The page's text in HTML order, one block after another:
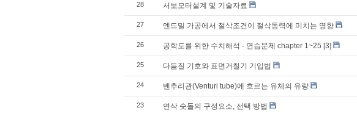
28 서보모터설계 및 기술자료
27 엔드밀 가공에서 절삭조건이 절삭동력에 미치는 영향
26 공학도를 위한 수치해석 - 연습문제 chapter 1~25 [3]
25 다듬질 기호와 표면거칠기 기입법
24 벤추리관(Venturi tube)에 흐르는 유체의 유량
23 연삭 숫돌의 구성요소, 선택 방법